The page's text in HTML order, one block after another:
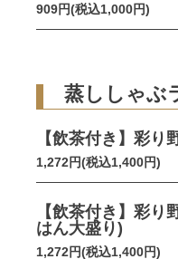
909円(税込1,000円)
蒸ししゃぶ
【飲茶付き】彩り
1,272円(税込1,400円)
【飲茶付き】彩り
はん大盛り)
1,272円(税込1,400円)